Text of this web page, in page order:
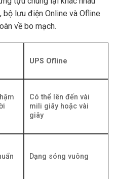
lưu điện Online và Ofline
về bo mạch.
UPS Ofline
Có thể lên đến vài
mili giây hoặc vài
giây
Dạng sóng vuông